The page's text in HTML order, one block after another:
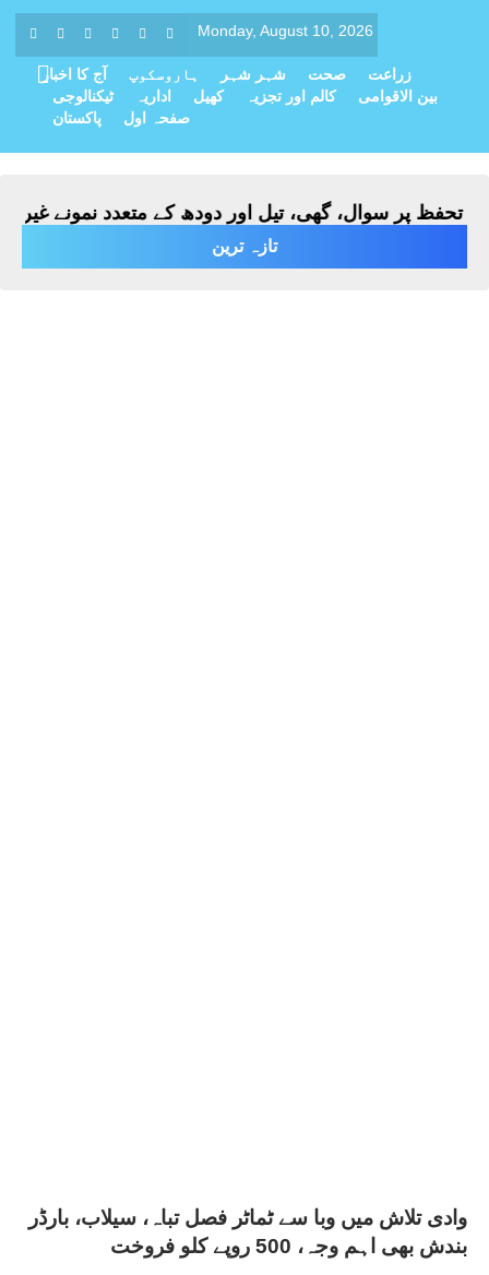
Monday, August 10, 2026
آج کا اخبار ہاروسکوپ شہر شہر صحت
زراعت
ٹیکنالوجی
اداریہ کھیل کالم اور تجزیہ
بین الاقوامی
پاکستان
صفحہ اول
پر سوال، گھی، تیل اور دودھ کے متعدد نمونے غیر
تازہ ترین
وادی تلاش میں وبا سے ٹماٹر فصل تباہ، سیلاب، بارڈر
بندش بھی اہم وجہ، 500 روپے کلو فروخت